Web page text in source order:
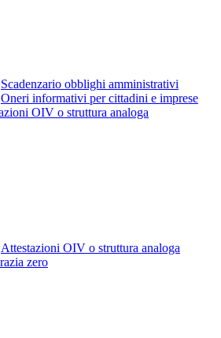
Scadenzario obblighi amministrativi
Oneri informativi per cittadini e imprese
OIV o struttura analoga
Attestazioni OIV o struttura analoga
zero